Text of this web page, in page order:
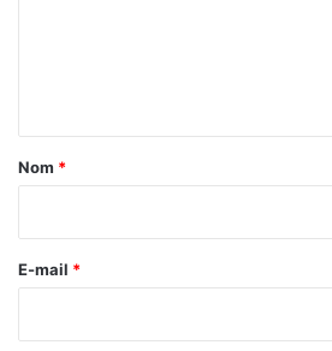
a
e
Nom *
E-mail *